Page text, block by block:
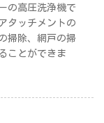
の高圧洗浄機で
タッチメントの
掃除、網戸の掃
ことができま